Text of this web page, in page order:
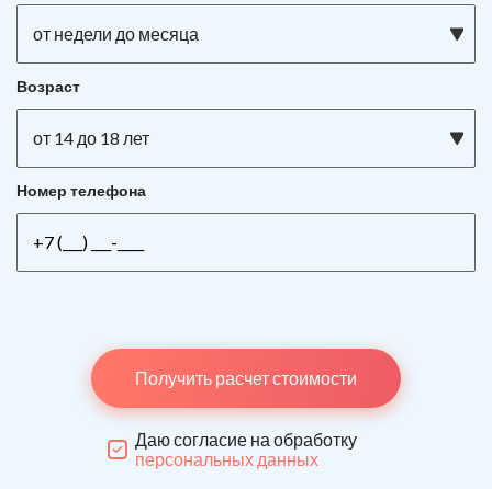
от недели до месяца
Возраст
от 14 до 18 лет
Номер телефона
Получить расчет стоимости
Даю согласие на обработку
персональных данных